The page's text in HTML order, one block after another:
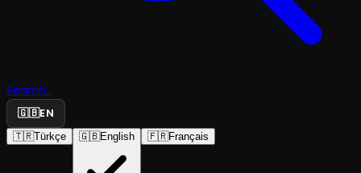
Search...
🇬🇧EN
🇹🇷Türkçe 🇬🇧English 🇫🇷Français